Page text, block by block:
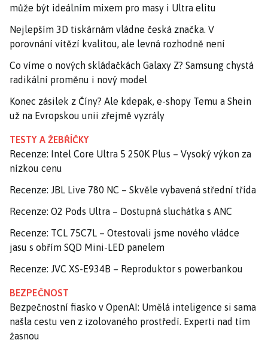
může být ideálním mixem pro masy i Ultra elitu
Nejlepším 3D tiskárnám vládne česká značka. V
porovnání vítězí kvalitou, ale levná rozhodně není
Co víme o nových skládačkách Galaxy Z? Samsung chystá
radikální proměnu i nový model
Konec zásilek z Číny? Ale kdepak, e-shopy Temu a Shein
už na Evropskou unii zřejmě vyzrály
TESTY A ŽEBŘÍČKY
Recenze: Intel Core Ultra 5 250K Plus – Vysoký výkon za
nízkou cenu
Recenze: JBL Live 780 NC – Skvěle vybavená střední třída
Recenze: O2 Pods Ultra – Dostupná sluchátka s ANC
Recenze: TCL 75C7L – Otestovali jsme nového vládce
jasu s obřím SQD Mini-LED panelem
Recenze: JVC XS-E934B – Reproduktor s powerbankou
BEZPEČNOST
Bezpečnostní fiasko v OpenAI: Umělá inteligence si sama
našla cestu ven z izolovaného prostředí. Experti nad tím
žasnou